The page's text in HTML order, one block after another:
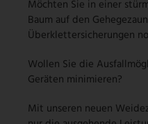
Möchten Sie in einer
Baum auf den
Überklettersicherungen
Wollen Sie die
Geräten minimieren?
Mit unseren neuen